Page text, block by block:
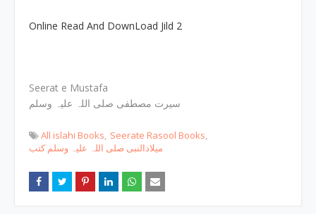
Online Read And DownLoad Jild 2
Seerat e Mustafa
All islahi Books Seerate Rasool Books
میلادالنبی صلی اللہ علیہ وسلم کتب